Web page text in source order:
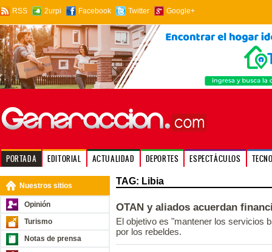
RSS 2urpi Facebook Twitter Google+
PORTADA EDITORIAL ACTUALIDAD DEPORTES ESPECTÁCULOS
Nuestros sitios
Opinión
Turismo
Notas de prensa
TAG: Libia
OTAN y aliados acuerdan
El objetivo es "mantener los servicios
por los rebeldes.